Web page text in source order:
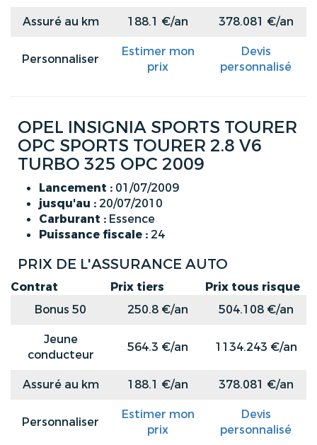
Assuré au km 188.1 €/an 378.081 €/an
Personnaliser
Estimer mon
prix
Devis
personnalisé
OPEL INSIGNIA SPORTS TOURER
OPC SPORTS TOURER 2.8 V6
TURBO 325 OPC 2009
Lancement : 01/07/2009
jusqu'au : 20/07/2010
Carburant : Essence
Puissance fiscale : 24
PRIX DE L'ASSURANCE AUTO
Contrat Prix tiers
Prix tous risque
Bonus 50
250.8 €/an
504.108 €/an
Jeune
conducteur
564.3 €/an 1134.243 €/an
Assuré au km 188.1 €/an 378.081 €/an
Personnaliser
Estimer mon
prix
Devis
personnalisé